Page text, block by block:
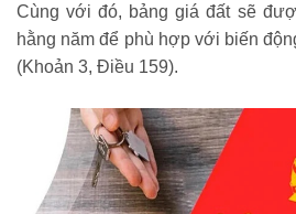
Cùng với đó, bảng giá đất sẽ
hằng năm để phù hợp với biến
(Khoản 3, Điều 159).